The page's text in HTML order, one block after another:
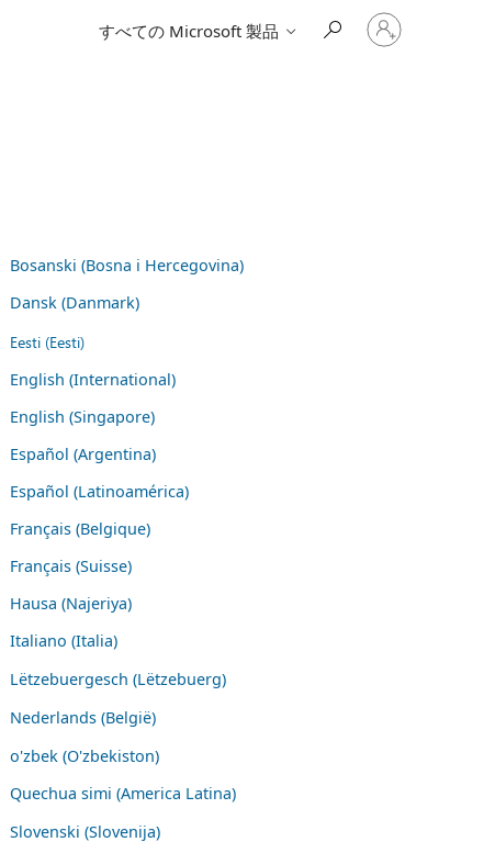
すべての Microsoft 製品
ア
カ
Bosanski (Bosna i Hercegovina)
Dansk (Danmark)
Eesti (Eesti)
English (International)
English (Singapore)
Español (Argentina)
Español (Latinoamérica)
Français (Belgique)
Français (Suisse)
Hausa (Najeriya)
Italiano (Italia)
Lëtzebuergesch (Lëtzebuerg)
Nederlands (België)
o'zbek (O'zbekiston)
Quechua simi (America Latina)
Slovenski (Slovenija)